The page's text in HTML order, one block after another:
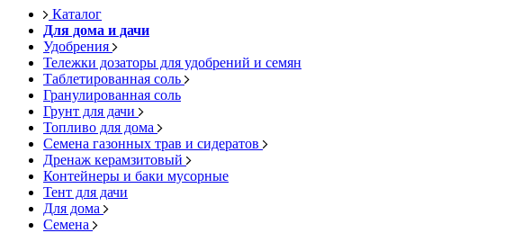
Каталог
Для дома и дачи
Удобрения
Тележки дозаторы для удобрений и семян
Таблетированная соль
Гранулированная соль
Грунт для дачи
Топливо для дома
Семена газонных трав и сидератов
Дренаж керамзитовый
Контейнеры и баки мусорные
Тент для дачи
Для дома
Семена